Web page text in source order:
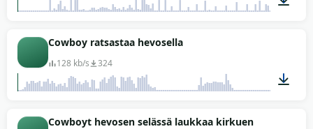
tarvitsee leikkaukseen.
Cowboy ratsastaa hevosella
128 kb/s 324
Cowboyt hevosen selässä laukkaa kirkuen